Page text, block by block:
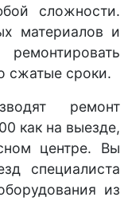
сложности.
материалов и
сжатые сроки.
ремонт
как на выезде,
центре. Вы
специалиста
из